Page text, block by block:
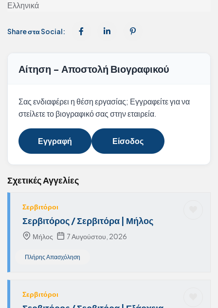
Ελληνικά
Share στα Social:
Αίτηση - Αποστολή Βιογραφικού
Σας ενδιαφέρει η θέση εργασίας; Εγγραφείτε για να
στείλετε το βιογραφικό σας στην εταιρεία.
Εγγραφή Είσοδος
Σχετικές Αγγελίες
Σερβιτόροι
Σερβιτόρος / Σερβιτόρα | Μήλος
Μήλος 7 Αυγούστου, 2026
Πλήρης Απασχόληση
Σερβιτόροι